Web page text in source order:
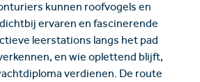
kunnen roofvogels en
ervaren en fascinerende
leerstations langs het pad
en wie oplettend blijft,
verdienen. De route